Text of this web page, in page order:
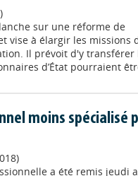
sur une réforme de
vise à élargir les missions
Il prévoit d'y transférer
d’État pourraient
moins spécialisé
a été remis jeudi